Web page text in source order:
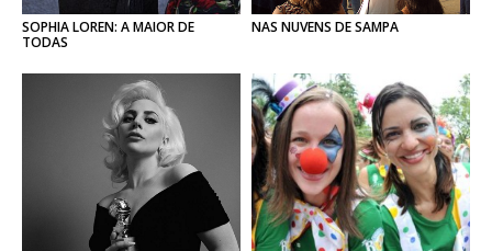
SOPHIA LOREN: A MAIOR DE
TODAS
NAS NUVENS DESAMPA